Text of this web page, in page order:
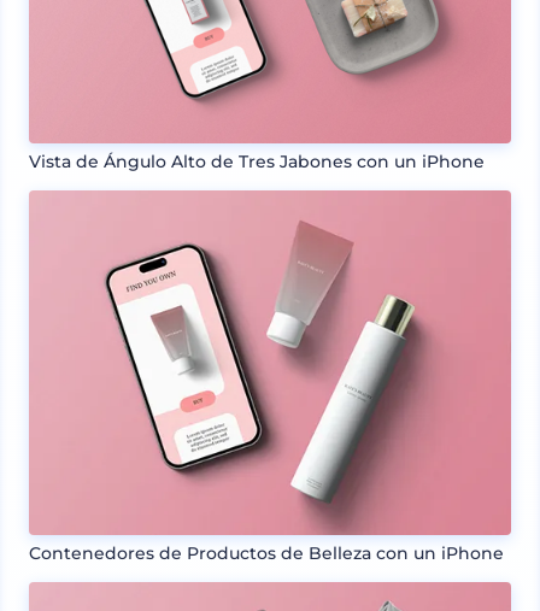
Vista de Ángulo Alto de Tres Jabones con un iPhone
Contenedores de Productos de Belleza con un iPhone